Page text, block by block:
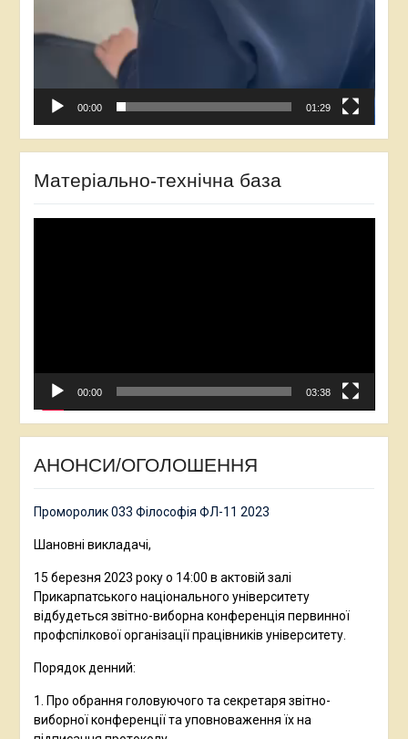
00:00 01:29
Матеріально-технічна база
00:00 03:38
АНОНСИ/ОГОЛОШЕННЯ
Проморолик 033 Філософія ФЛ-11 2023
Шановні викладачі,
15 березня 2023 року о 14:00 в актовій залі
Прикарпатського національного університету
відбудеться звітно-виборна конференція первинної
профспілкової організації працівників університету.
Порядок денний:
1. Про обрання головуючого та секретаря звітно-
виборної конференції та уповноваження їх на